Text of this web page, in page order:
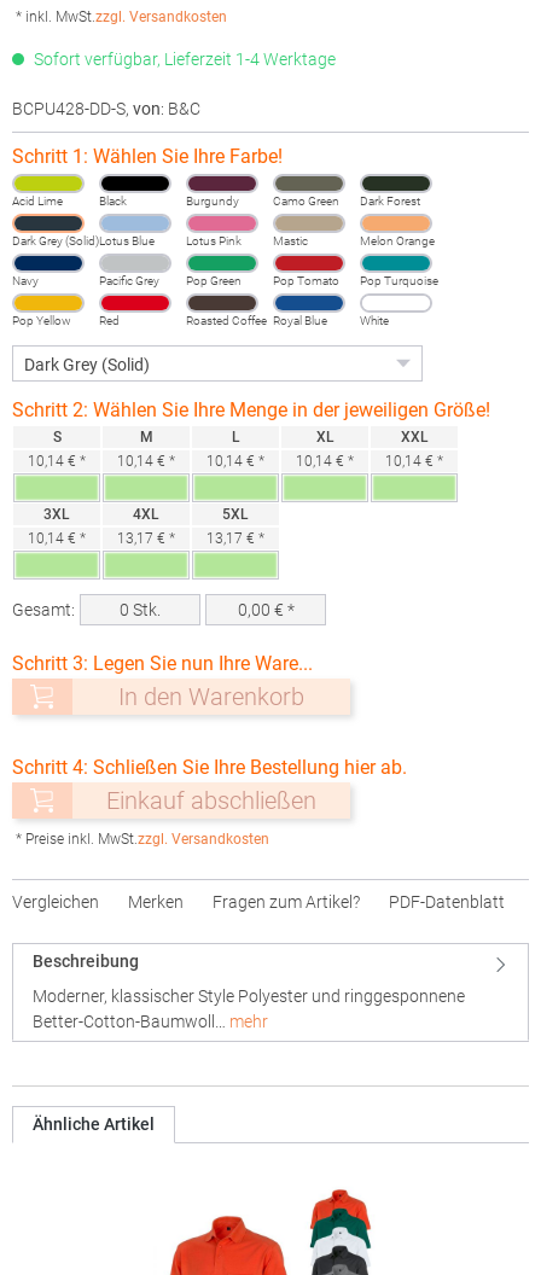
* inkl. MwSt.zzgl. Versandkosten
Sofort verfügbar, Lieferzeit 1-4 Werktage
BCPU428-DD-S, von: B&C
Schritt 1: Wählen Sie Ihre Farbe!
Acid Lime Black Burgundy Camo Green Dark Forest
Dark Grey (Solid)Lotus Blue Lotus Pink Mastic Melon Orange
Navy Pacific Grey Pop Green Pop Tomato Pop Turquoise
Pop Yellow Red Roasted Coffee Royal Blue White
Schritt 2: Wählen Sie Ihre Menge in der jeweiligen Größe!
S
10,14 € *
M
10,14 € *
L
10,14 € *
XL
10,14 € *
XXL
10,14 € *
3XL
10,14 € *
4XL
13,17 € *
5XL
13,17 € *
Gesamt: 0 Stk. 0,00 € *
Schritt 3: Legen Sie nun Ihre Ware...
In den Warenkorb
Schritt 4: Schließen Sie Ihre Bestellung hier ab.
Einkauf abschließen
* Preise inkl. MwSt.zzgl. Versandkosten
Vergleichen Merken Fragen zum Artikel? PDF-Datenblatt
Beschreibung
Moderner, klassischer Style Polyester und ringgesponnene
Better-Cotton-Baumwoll… mehr
Ähnliche Artikel